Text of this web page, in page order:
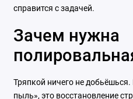
справится с задачей.
Зачем нужна
Тряпкой ничего не
пыль», это восстановление